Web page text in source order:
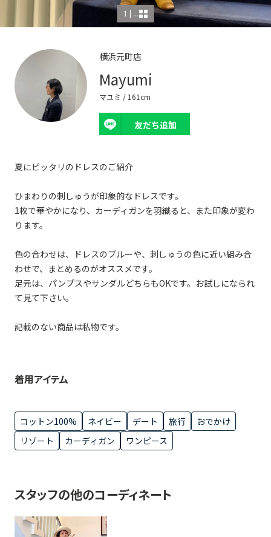
1 | ...
横浜元町店
Mayumi
マユミ / 161cm
友だち追加
夏にピッタリのドレスのご紹介
ひまわりの刺しゅうが印象的なドレスです。
1枚で華やかになり、カーディガンを羽織ると、また印象が変わ
ります。
色の合わせは、ドレスのブルーや、刺しゅうの色に近い組み合
わせで、まとめるのがオススメです。
足元は、パンプスやサンダルどちらもOKです。お試しになられ
て見て下さい。
記載のない商品は私物です。
着用アイテム
コットン100% ネイビー デート 旅行
おでかけ
リゾート
カーディガン ワンピース
スタッフの他のコーディネート